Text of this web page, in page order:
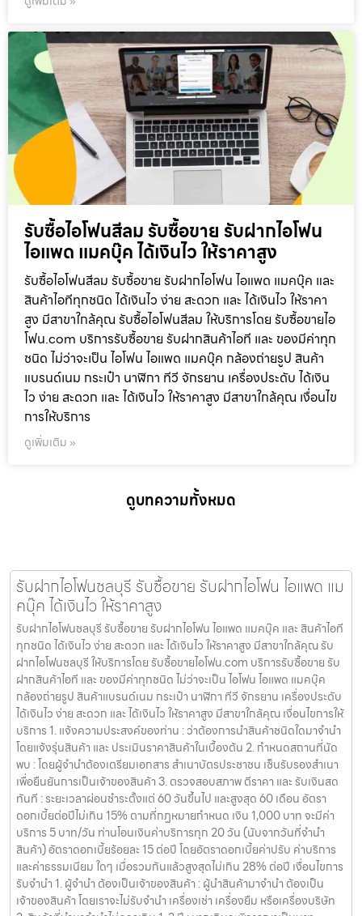
รับซื้อไอโฟนสีลม รับซื้อขาย รับฝากไอโฟน
ไอแพด แมคบุ๊ค ได้เงินไว ให้ราคาสูง
รับซื้อไอโฟนสีลม รับซื้อขาย รับฝากไอโฟน ไอแพด แมคบุ๊ค และ
สินค้าไอทีทุกชนิด ได้เงินไว ง่าย สะดวก และ ได้เงินไว ให้ราคา
สูง มีสาขาใกล้คุณ รับซื้อไอโฟนสีลม ให้บริการโดย รับซื้อขายไอ
โฟน.com บริการรับซื้อขาย รับฝากสินค้าไอที และ ของมีค่าทุก
ชนิด ไม่ว่าจะเป็น ไอโฟน ไอแพด แมคบุ๊ค กล้องถ่ายรูป สินค้า
แบรนด์เนม กระเป๋า นาฬิกา ทีวี จักรยาน เครื่องประดับ ได้เงิน
ไว ง่าย สะดวก และ ได้เงินไว ให้ราคาสูง มีสาขาใกล้คุณ เงื่อนไข
การให้บริการ
ดูเพิ่มเติม »
ดูบทความทั้งหมด
รับฝากไอโฟนชลบุรี รับซื้อขาย รับฝากไอโฟน ไอแพด แม
คบุ๊ค ได้เงินไว ให้ราคาสูง
รับฝากไอโฟนชลบุรี รับซื้อขาย รับฝากไอโฟน ไอแพด แมคบุ๊ค และ สินค้าไอที
ทุกชนิด ได้เงินไว ง่าย สะดวก และ ได้เงินไว ให้ราคาสูง มีสาขาใกล้คุณ รับ
ฝากไอโฟนชลบุรี ให้บริการโดย รับซื้อขายไอโฟน.com บริการรับซื้อขาย รับ
ฝากสินค้าไอที และ ของมีค่าทุกชนิด ไม่ว่าจะเป็น ไอโฟน ไอแพด แมคบุ๊ค
กล้องถ่ายรูป สินค้าแบรนด์เนม กระเป๋า นาฬิกา ทีวี จักรยาน เครื่องประดับ
ได้เงินไว ง่าย สะดวก และ ได้เงินไว ให้ราคาสูง มีสาขาใกล้คุณ เงื่อนไขการให้
บริการ 1. แจ้งความประสงค์ของท่าน : ว่าต้องการนำสินค้าชนิดใดมาจำนำ
โดยแจ้งรุ่นสินค้า และ ประเมินราคาสินค้าในเบื้องต้น 2. กำหนดสถานที่นัด
พบ : โดยผู้จำนำต้องเตรียมเอกสาร สำเนาบัตรประชาชน เซ็นรับรองสำเนา
เพื่อยืนยันการเป็นเจ้าของสินค้า 3. ตรวจสอบสภาพ ตีราคา และ รับเงินสด
ทันที : ระยะเวลาผ่อนชำระตั้งแต่ 60 วันขึ้นไป และสูงสุด 60 เดือน อัตรา
ดอกเบี้ยต่อปีไม่เกิน 15% ตามที่กฏหมายกำหนด เงิน 1,000 บาท จะมีค่า
บริการ 5 บาท/วัน ท่านโอนเงินค่าบริการทุก 20 วัน (นับจากวันที่จำนำ
สินค้า) อัตราดอกเบี้ยร้อยละ 15 ต่อปี โดยอัตราดอกเบี้ยค่าปรับ ค่าบริการ
และค่าธรรมเนียม ใดๆ เมื่อรวมกันแล้วสูงสุดไม่เกิน 28% ต่อปี เงื่อนไขการ
รับจำนำ 1. ผู้จำนำ ต้องเป็นเจ้าของสินค้า : ผู้นำสินค้ามาจำนำ ต้องเป็น
เจ้าของสินค้า โดยเราจะไม่รับจำนำ เครื่องเช่า เครื่องยืม หรือเครื่องบริษัท